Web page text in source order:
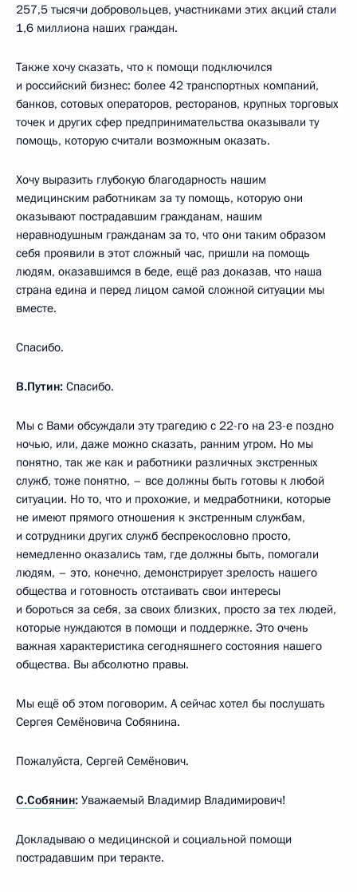
257,5 тысячи добровольцев, участниками этих акций стали
1,6 миллиона наших граждан.
Также хочу сказать, что к помощи подключился
и российский бизнес: более 42 транспортных компаний,
банков, сотовых операторов, ресторанов, крупных торговых
точек и других сфер предпринимательства оказывали ту
помощь, которую считали возможным оказать.
Хочу выразить глубокую благодарность нашим
медицинским работникам за ту помощь, которую они
оказывают пострадавшим гражданам, нашим
неравнодушным гражданам за то, что они таким образом
себя проявили в этот сложный час, пришли на помощь
людям, оказавшимся в беде, ещё раз доказав, что наша
страна едина и перед лицом самой сложной ситуации мы
вместе.
Спасибо.
В.Путин: Спасибо.
Мы с Вами обсуждали эту трагедию с 22-го на 23-е поздно
ночью, или, даже можно сказать, ранним утром. Но мы
понятно, так же как и работники различных экстренных
служб, тоже понятно, – все должны быть готовы к любой
ситуации. Но то, что и прохожие, и медработники, которые
не имеют прямого отношения к экстренным службам,
и сотрудники других служб беспрекословно просто,
немедленно оказались там, где должны быть, помогали
людям, – это, конечно, демонстрирует зрелость нашего
общества и готовность отстаивать свои интересы
и бороться за себя, за своих близких, просто за тех людей,
которые нуждаются в помощи и поддержке. Это очень
важная характеристика сегодняшнего состояния нашего
общества. Вы абсолютно правы.
Мы ещё об этом поговорим. А сейчас хотел бы послушать
Сергея Семёновича Собянина.
Пожалуйста, Сергей Семёнович.
С.Собянин: Уважаемый Владимир Владимирович!
Докладываю о медицинской и социальной помощи
пострадавшим при теракте.